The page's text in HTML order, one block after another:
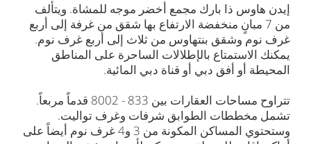
إيدن هاوس ذا بارك مجمع أخضر موجه للمشاة. ويتألف
من 7 مبانٍ منخفضة الارتفاع بها شقق من غرفة إلى أربع
غرف نوم وشقق بنتهاوس من ثلاث إلى أربع غرف نوم.
يمكنك الاستمتاع بالإطلالات الساحرة على المناطق
المحيطة أو أفق دبي أو قناة دبي المائية.
تتراوح مساحات العقارات بين 833 - 8002 قدماً مربعاً.
تشمل مخططات الطوابق شرفات وغرف تواليت.
وستحتوي المساكن المكونة من 3 و4 غرف نوم أيضاً على